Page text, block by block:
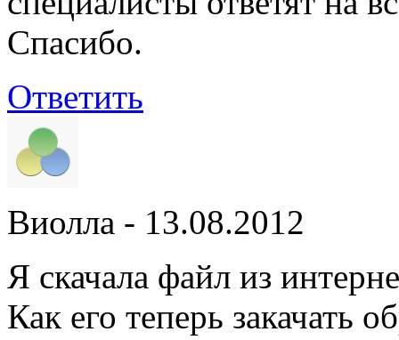
Спасибо.
Ответить
Виолла - 13.08.2012
Я скачала файл из
Как его теперь закачать